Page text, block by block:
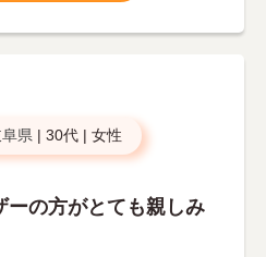
県 | 30代 | 女性
ーの方がとても親しみ